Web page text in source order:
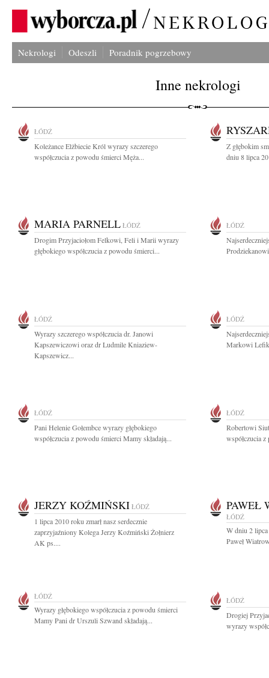
Nekrologi Odeszli Poradnik pogrzebowy
Inne nekrologi
ŁÓDŹ
Koleżance Elżbiecie Król wyrazy szczerego
współczucia z powodu śmierci Męża...
Z głębokim
dniu 8 lipca
MARIA PARNELL ŁÓDŹ
Drogim Przyjaciołom Felkowi, Feli i Marii wyrazy
głębokiego współczucia z powodu śmierci...
ŁÓDŹ
ŁÓDŹ
Wyrazy szczerego współczucia dr. Janowi
Kapszewiczowi oraz dr Ludmile Kniaziew-
Kapszewicz...
ŁÓDŹ
Markowi
ŁÓDŹ
Pani Helenie Gołembce wyrazy głębokiego
współczucia z powodu śmierci Mamy składają...
ŁÓDŹ
Robertowi
współczucia
JERZY KOŹMIŃSKI ŁÓDŹ
1 lipca 2010 roku zmarł nasz serdecznie
zaprzyjaźniony Kolega Jerzy Koźmiński Żołnierz
AK ps....
PAWEŁ
ŁÓDŹ
W dniu 2
Paweł
ŁÓDŹ
Wyrazy głębokiego współczucia z powodu śmierci
Mamy Pani dr Urszuli Szwand składają...
ŁÓDŹ
Drogiej
wyrazy